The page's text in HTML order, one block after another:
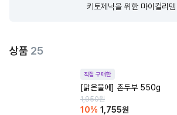
키토제닉을 위한 마이컬리템
상품 25
직접 구매한
[맑은물에] 촌두부 550g
1,950원
10% 1,755원